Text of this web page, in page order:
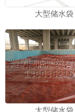
大型储水袋
大型储水袋